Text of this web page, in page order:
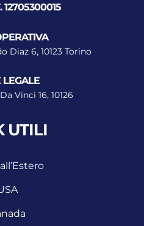
12705300015
Diaz 6, 10123 Torino
LEGALE
Vinci 16, 10126
UTILI